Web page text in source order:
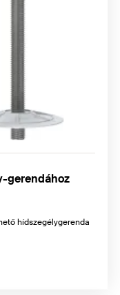
gerendához
hídszegélygerenda